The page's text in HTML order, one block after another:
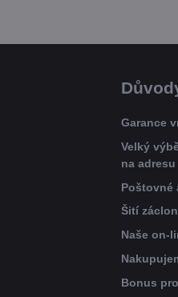
Garance
Velký
na adresu
Poštovné
Šití
Naše on-
Bonus